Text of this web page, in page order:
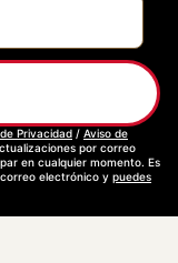
Privacidad / Aviso de
por correo
en cualquier momento. Es
electrónico y puedes